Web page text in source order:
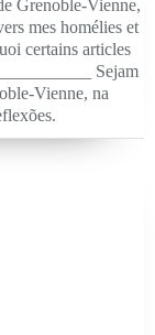
Grenoble-Vienne,
mes homélies et
certains articles
Sejam
Vienne, na